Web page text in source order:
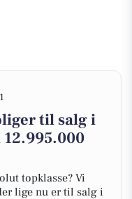
til salg i
topklasse? Vi
lige nu er til salg i